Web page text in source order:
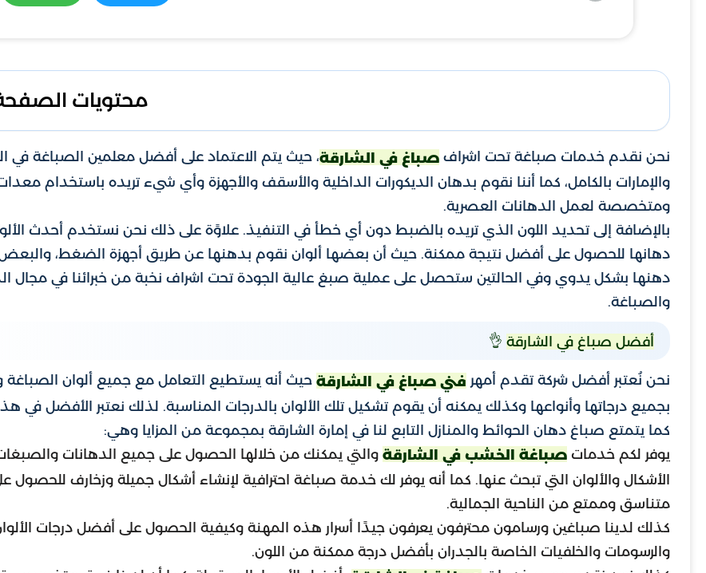
محتويات
نحن نقدم خدمات صباغة تحت اشراف صباغ في الشارقة، حيث يتم الاعتماد على أفضل معلمين الصباغة في
والإمارات بالكامل، كما أننا نقوم بدهان الديكورات الداخلية والأسقف والأجهزة وأي شيء تريده باستخدام
ومتخصصة لعمل الدهانات العصرية.
بالإضافة إلى تحديد اللون الذي تريده بالضبط دون أي خطأ في التنفيذ. علاوًة على ذلك نحن نستخدم أحدث
دهانها للحصول على أفضل نتيجة ممكنة. حيث أن بعضها ألوان نقوم بدهنها عن طريق أجهزة الضغط، والبعض
دهنها بشكل يدوي وفي الحالتين ستحصل على عملية صبغ عالية الجودة تحت اشراف نخبة من خبرائنا في مجال
والصباغة.
أفضل صباغ في الشارقة 👌
نحن نُعتبر أفضل شركة تقدم أمهر فني صباغ في الشارقة حيث أنه يستطيع التعامل مع جميع ألوان الصباغة
بجميع درجاتها وأنواعها وكذلك يمكنه أن يقوم تشكيل تلك الألوان بالدرجات المناسبة. لذلك نعتبر الأفضل في
كما يتمتع صباغ دهان الحوائط والمنازل التابع لنا في إمارة الشارقة بمجموعة من المزايا وهي:
يوفر لكم خدمات صباغة الخشب في الشارقة والتي يمكنك من خلالها الحصول على جميع الدهانات
الأشكال والألوان التي تبحث عنها. كما أنه يوفر لك خدمة صباغة احترافية لإنشاء أشكال جميلة وزخارف للحصول
متناسق وممتع من الناحية الجمالية.
كذلك لدينا صباغين ورسامون محترفون يعرفون جيدًا أسرار هذه المهنة وكيفية الحصول على أفضل درجات
والرسومات والخلفيات الخاصة بالجدران بأفضل درجة ممكنة من اللون.